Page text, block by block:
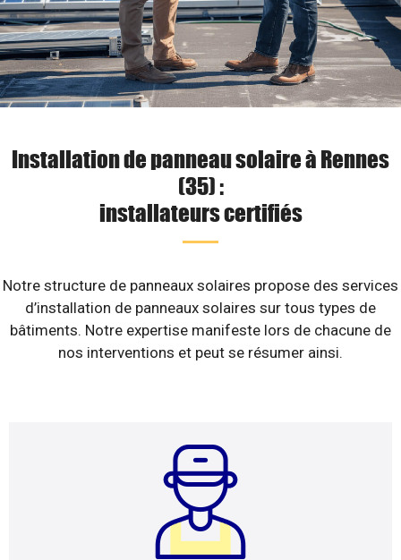
Installation de panneau solaire à Rennes
(35) :
installateurs certifiés
Notre structure de panneaux solaires propose des services
d’installation de panneaux solaires sur tous types de
bâtiments. Notre expertise manifeste lors de chacune de
nos interventions et peut se résumer ainsi.